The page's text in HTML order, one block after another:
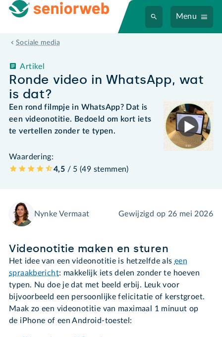
Menu
Sociale media
Ronde video in WhatsApp, wat
is dat?
Artikel
Een rond filmpje in WhatsApp? Dat is
een videonotitie. Bedoeld om kort iets
te vertellen zonder te typen.
Waardering:
4,5 / 5 (49 stemmen)
Nynke Vermaat Gewijzigd op 26 mei 2026
Videonotitie maken en sturen
Het idee van een videonotitie is hetzelfde als een
spraakbericht: makkelijk iets delen zonder te hoeven
typen. Nu doe je dat met beeld erbij. Leuk voor
bijvoorbeeld een persoonlijke felicitatie of kerstgroet.
Maak zo een videonotitie van maximaal 1 minuut op
de iPhone of een Android-toestel: